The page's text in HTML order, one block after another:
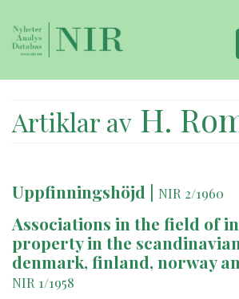
Artiklar av H.
Uppfinningshöjd | NIR 2/1960
Associations in the field of
property in the
denmark, finland, norway
NIR 1/1958